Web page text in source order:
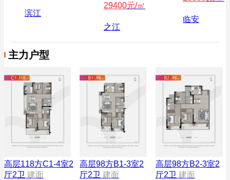
滨江
29400元/㎡
之江
临安
主力户型
高层118方C1-4室2
厅2卫 建面
高层98方B1-3室2
厅2卫 建面
高层98方B2-3室2
厅2卫 建面